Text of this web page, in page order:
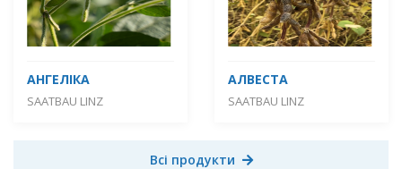
АНГЕЛІКА
SAATBAU LINZ
АЛВЕСТА
SAATBAU LINZ
Всі продукти